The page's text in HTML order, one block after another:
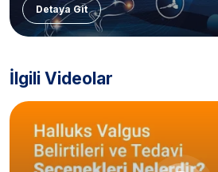
Detaya Git
İlgili Videolar